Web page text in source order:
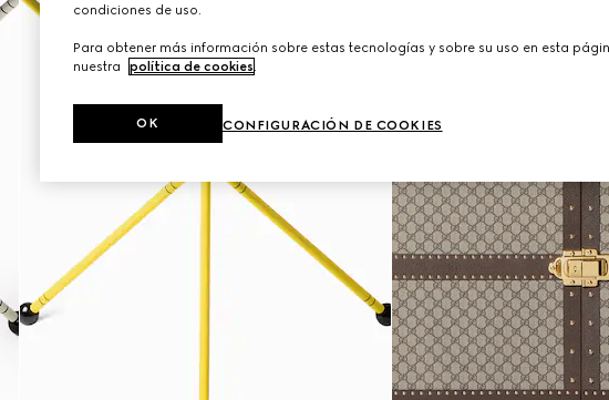
condiciones de uso.
Para obtener más información sobre estas tecnologías y sobre su uso en esta
nuestra
política de cookies
CONFIGURACIÓN DE COOKIES
OK